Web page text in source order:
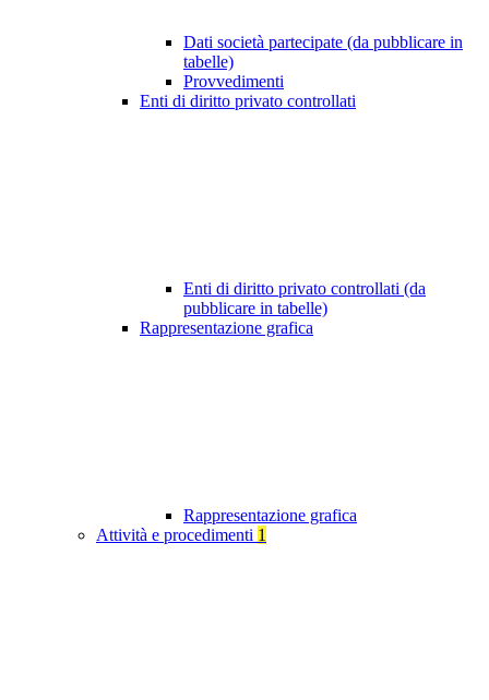
Dati società partecipate (da pubblicare in
tabelle)
Provvedimenti
Enti di diritto privato controllati
Enti di diritto privato controllati (da
pubblicare in tabelle)
Rappresentazione grafica
Rappresentazione grafica
Attività e procedimenti 1